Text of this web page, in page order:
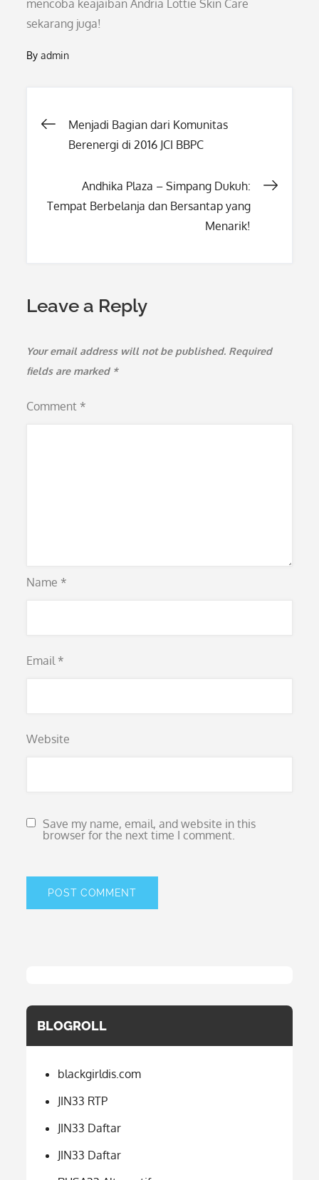
mencoba keajaiban Andria Lottie Skin Care
sekarang juga!
Byadmin
Post
Menjadi Bagian dari Komunitas
Berenergi di 2016 JCI BBPC
Andhika Plaza – Simpang Dukuh:
Tempat Berbelanja dan Bersantap yang
Menarik!
Leave a Reply
Your email address will not be published. Required
fields are marked *
Comment *
Name *
Email *
Website
Save my name, email, and website in this
browser for the next time I comment.
BLOGROLL
blackgirldis.com
JIN33 RTP
JIN33 Daftar
JIN33 Daftar